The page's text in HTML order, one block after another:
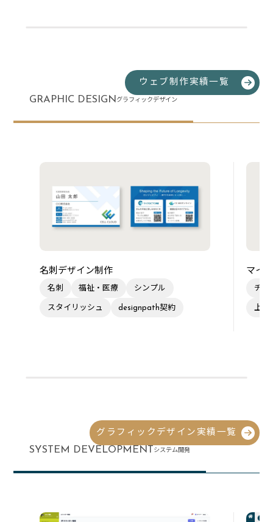
ウェブ制作実績一覧
GRAPHIC DESIGN グラフィックデザイン
名刺デザイン制作
名刺 福祉・医療 シンプル
スタイリッシュ designpath契約
マイ
チラ
上品
グラフィックデザイン実績一覧
SYSTEM DEVELOPMENT システム開発